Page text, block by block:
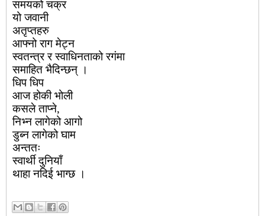
समयको चक्र
यो जवानी
अतृप्तहरु
आफ्नो राग मेट्न
स्वतन्त्र र स्वाधिनताको रगंमा
समाहित भैदिन्छन् ।
धिप धिप
आज होकी भोली
कसले ताप्ने,
निभ्न लागेको आगो
डुब्न लागेको घाम
अन्ततः
स्वार्थी दुनियाँ
थाहा नदिई भाग्छ ।